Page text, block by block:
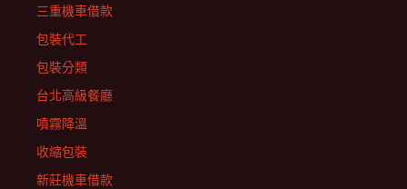
三重機車借款
包裝代工
包裝分類
台北高級餐廳
噴霧降溫
收縮包裝
新莊機車借款